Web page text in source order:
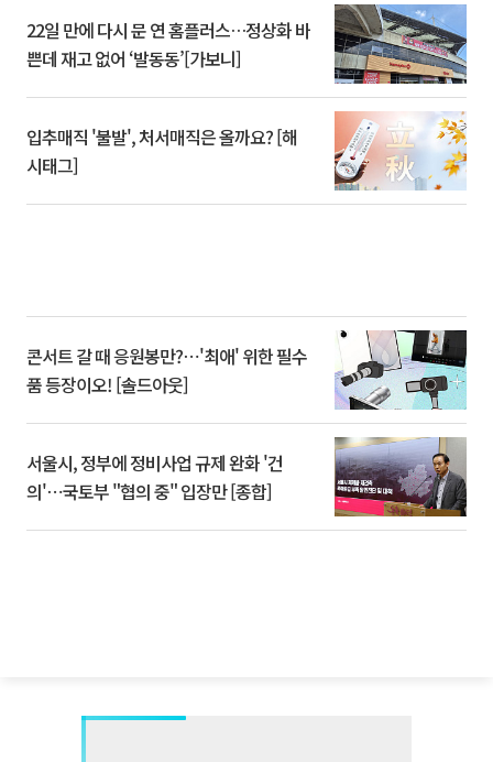
22일 만에 다시 문 연 홈플러스…정상화 바
쁜데 재고 없어 ‘발동동’[가보니]
입추매직 '불발', 처서매직은 올까요? [해
시태그]
콘서트 갈 때 응원봉만?⋯'최애' 위한 필수
품 등장이오! [솔드아웃]
서울시, 정부에 정비사업 규제 완화 '건
의'⋯국토부 "협의 중" 입장만 [종합]